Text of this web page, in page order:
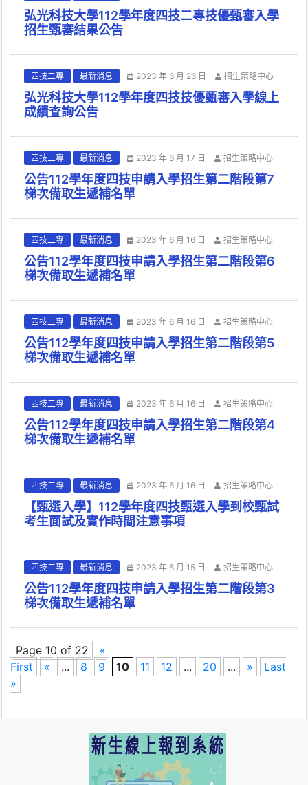
弘光科技大學112學年度四技二專技優甄審入學
招生甄審結果公告
四技二專 最新消息 2023 年 6 月 26 日 招生策略中心
弘光科技大學112學年度四技技優甄審入學線上
成績查詢公告
四技二專 最新消息 2023 年 6 月 17 日 招生策略中心
公告112學年度四技申請入學招生第二階段第7
梯次備取生遞補名單
四技二專 最新消息 2023 年 6 月 16 日 招生策略中心
公告112學年度四技申請入學招生第二階段第6
梯次備取生遞補名單
四技二專 最新消息 2023 年 6 月 16 日 招生策略中心
公告112學年度四技申請入學招生第二階段第5
梯次備取生遞補名單
四技二專 最新消息 2023 年 6 月 16 日 招生策略中心
公告112學年度四技申請入學招生第二階段第4
梯次備取生遞補名單
四技二專 最新消息 2023 年 6 月 16 日 招生策略中心
【甄選入學】112學年度四技甄選入學到校甄試
考生面試及實作時間注意事項
四技二專 最新消息 2023 年 6 月 15 日 招生策略中心
公告112學年度四技申請入學招生第二階段第3
梯次備取生遞補名單
Page 10 of 22
«
First
« ... 8 9 10 11 12 ... 20 ... »
Last
»